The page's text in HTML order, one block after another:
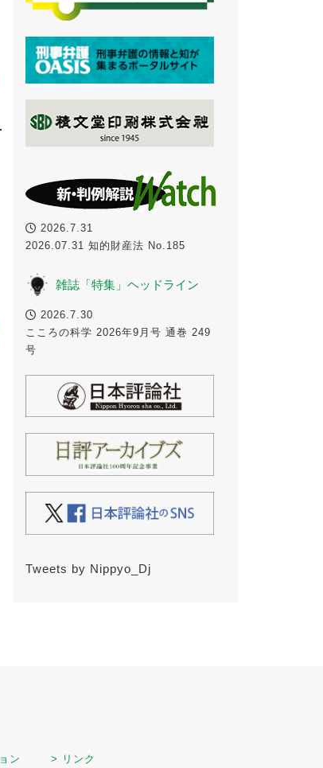
2026.7.31
2026.07.31 知的財産法 No.185
雑誌「特集」ヘッドライン
2026.7.30
こころの科学 2026年9月号 通巻 249
号
Tweets by Nippyo_Dj
ン > リンク